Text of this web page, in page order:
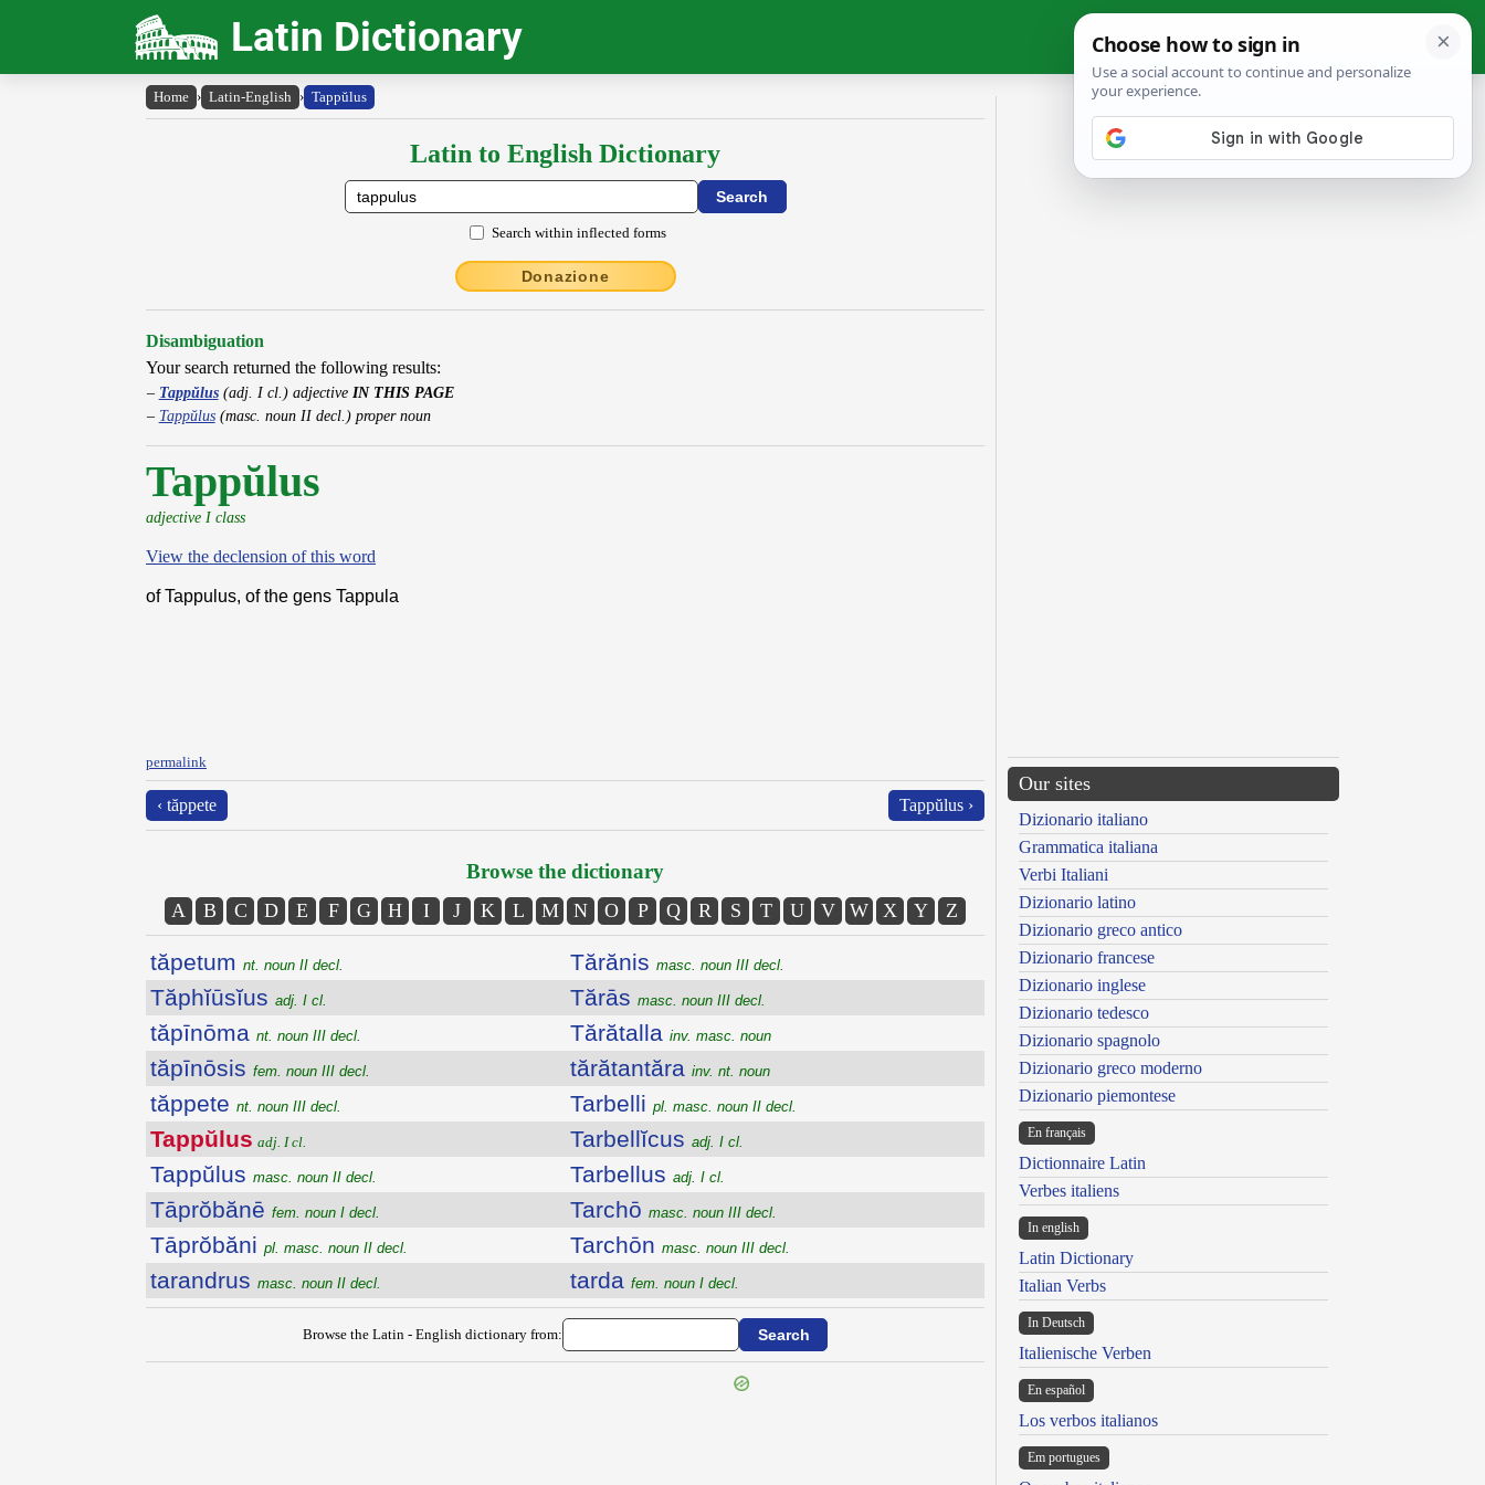
Latin Dictionary
Home › Latin-English › Tappŭlus
Latin to English Dictionary
Search within inflected forms
Donazione
Disambiguation
Your search returned the following results:
Tappŭlus(adj. I cl.) adjective IN THIS PAGE
Tappŭlus(masc. noun II decl.) proper noun
Tappŭlus
adjective I class
View the declension of this word
of Tappulus, of the gens Tappula
permalink
‹ tăppete Tappŭlus ›
Browse the dictionary
A B C D E F G H I J K L M N O P Q R S T U V W X Y Z
tăpetum nt. noun II decl.
Tăphĭūsĭus adj. I cl.
tăpīnōma nt. noun III decl.
tăpīnōsis fem. noun III decl.
tăppete nt. noun III decl.
Tappŭlus adj. I cl.
Tappŭlus masc. noun II decl.
Tāprŏbănē fem. noun I decl.
Tāprŏbăni pl. masc. noun II decl.
tarandrus masc. noun II decl.
Tărănis masc. noun III decl.
Tărās masc. noun III decl.
Tărătalla inv. masc. noun
tărătantăra inv. nt. noun
Tarbelli pl. masc. noun II decl.
Tarbellĭcus adj. I cl.
Tarbellus adj. I cl.
Tarchō masc. noun III decl.
Tarchōn masc. noun III decl.
tarda fem. noun I decl.
Browse the Latin - English dictionary from:
Our sites
Dizionario italiano
Grammatica italiana
Verbi Italiani
Dizionario latino
Dizionario greco antico
Dizionario francese
Dizionario inglese
Dizionario tedesco
Dizionario spagnolo
Dizionario greco moderno
Dizionario piemontese
En français
Dictionnaire Latin
Verbes italiens
In english
Latin Dictionary
Italian Verbs
In Deutsch
Italienische Verben
En español
Los verbos italianos
Em portugues